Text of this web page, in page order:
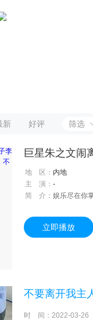
新 好评 筛选
地 区： 内地
主 演： -
简 介： 娱乐尽在你
立即播放
不要离开我主
时 间： 2022-03-26